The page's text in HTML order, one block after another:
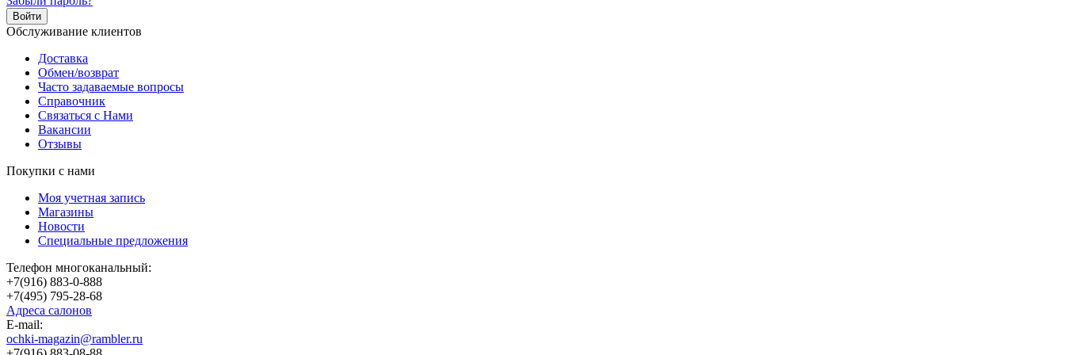
Обслуживание клиентов
Доставка
Обмен/возврат
Часто задаваемые вопросы
Справочник
Связаться с Нами
Вакансии
Отзывы
Покупки с нами
Моя учетная запись
Магазины
Новости
Специальные предложения
Телефон многоканальный:
+7(916) 883-0-888
+7(495) 795-28-68
Адреса салонов
Е-mail:
ochki-magazin@rambler.ru